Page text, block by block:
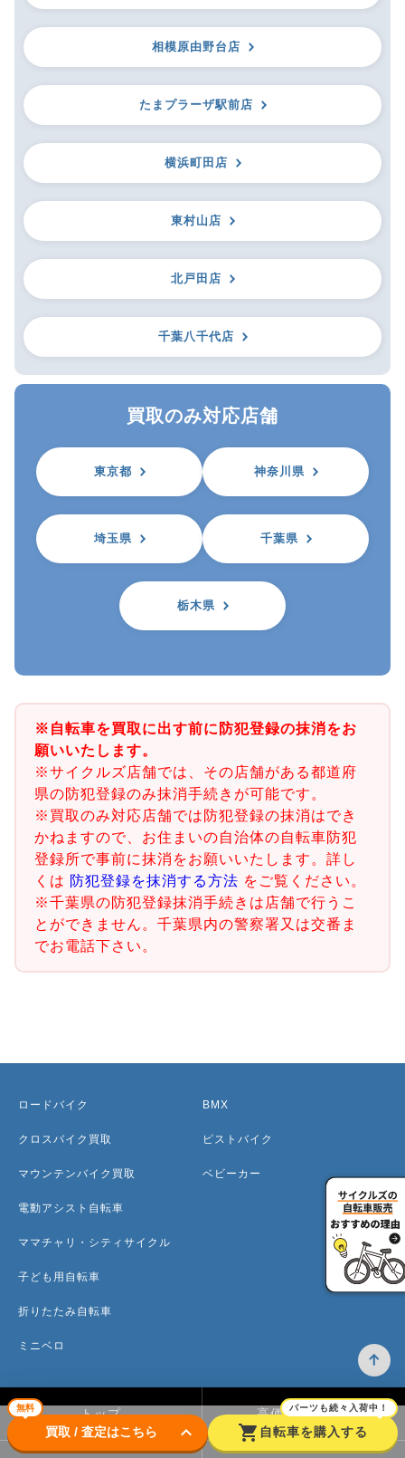
相模原由野台店
たまプラーザ駅前店
横浜町田店
東村山店
北戸田店
千葉八千代店
買取のみ対応店舗
東京都 神奈川県
埼玉県 千葉県
栃木県
※自転車を買取に出す前に防犯登録の抹消をお
願いいたします。
※サイクルズ店舗では、その店舗がある都道府
県の防犯登録のみ抹消手続きが可能です。
※買取のみ対応店舗では防犯登録の抹消はでき
かねますので、お住まいの自治体の自転車防犯
登録所で事前に抹消をお願いいたします。詳し
くは 防犯登録を抹消する方法 をご覧ください。
※千葉県の防犯登録抹消手続きは店舗で行うこ
とができません。千葉県内の警察署又は交番ま
でお電話下さい。
無料
買取 / 査定はこちら keyboard_arrow_down shopping_cart
パーツも続々入荷中！
自転車を購入する
ロードバイク
クロスバイク買取
マウンテンバイク買取
電動アシスト自転車
ママチャリ・シティサイクル
子ども用自転車
折りたたみ自転車
ミニベロ
BMX
ピストバイク
ベビーカー
トップ 高価買取のワケ